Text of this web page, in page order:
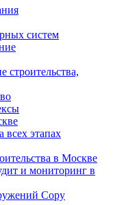
систем
строительства,
этапах
в Москве
и мониторинг в
Copy